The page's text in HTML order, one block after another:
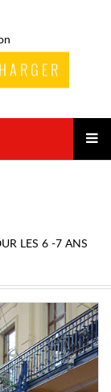
LES 6 -7 ANS